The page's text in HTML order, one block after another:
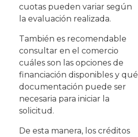
cuotas pueden variar según
la evaluación realizada.
También es recomendable
consultar en el comercio
cuáles son las opciones de
financiación disponibles y qué
documentación puede ser
necesaria para iniciar la
solicitud.
De esta manera, los créditos